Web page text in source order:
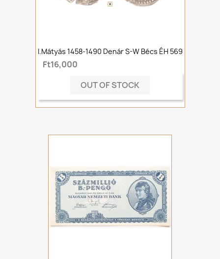
I.Mátyás 1458-1490 Denár S-W Bécs ÉH 569
Ft16,000
OUT OF STOCK